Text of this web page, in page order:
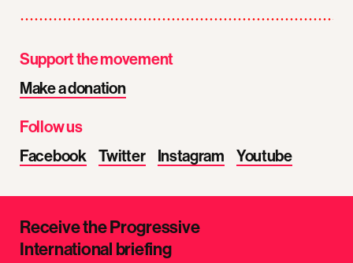
Support the movement
Make a donation
Follow us
Facebook
Twitter Instagram Youtube
Receive the Progressive
International briefing